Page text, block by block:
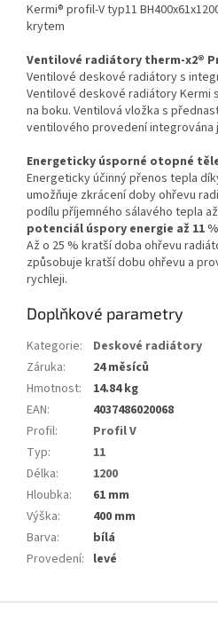
Kermi® profil-V typ11
krytem
Ventilové radiátory therm-x2®
Ventilové deskové radiátory s
Ventilové deskové radiátory Kermi
na boku. Ventilová vložka s
ventilového provedení integrována
Energeticky úsporné otopné
Energeticky účinný přenos tepla
umožňuje zkrácení doby ohřevu
podílu příjemného sálavého tepla
potenciál úspory energie až 11
Až o 25 % kratší doba ohřevu
způsobuje kratší dobu ohřevu a
rychleji.
Doplňkové parametry
Kategorie:
Deskové radiátory
Záruka:
24 měsíců
Hmotnost:
14.84 kg
EAN:
4037486020068
Profil:
Profil V
Typ:
11
Délka:
1200
Hloubka:
61 mm
Výška:
400 mm
Barva:
bílá
Provedení: levé